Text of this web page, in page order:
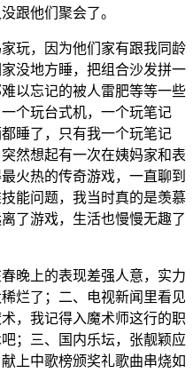
跟他们聚会了。
玩，因为他们家有跟我同龄
没地方睡，把组合沙发拼一
以忘记的被人雷肥等等一些
个玩台式机，一个玩笔记
睡了，只有我一个玩笔记
然想起有一次在姨妈家和表
火热的传奇游戏，一直聊到
能问题，我当时真的是羡慕
了游戏，生活也慢慢无趣了
晚上的表现差强人意，实力
烂了；二、电视新闻里看见
，我记得入魔术师这行的职
；三、国内乐坛，张靓颖应
上中歌榜颁奖礼歌曲串烧如